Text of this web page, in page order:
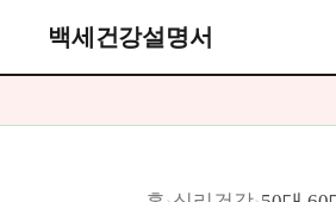
백세건강설명서